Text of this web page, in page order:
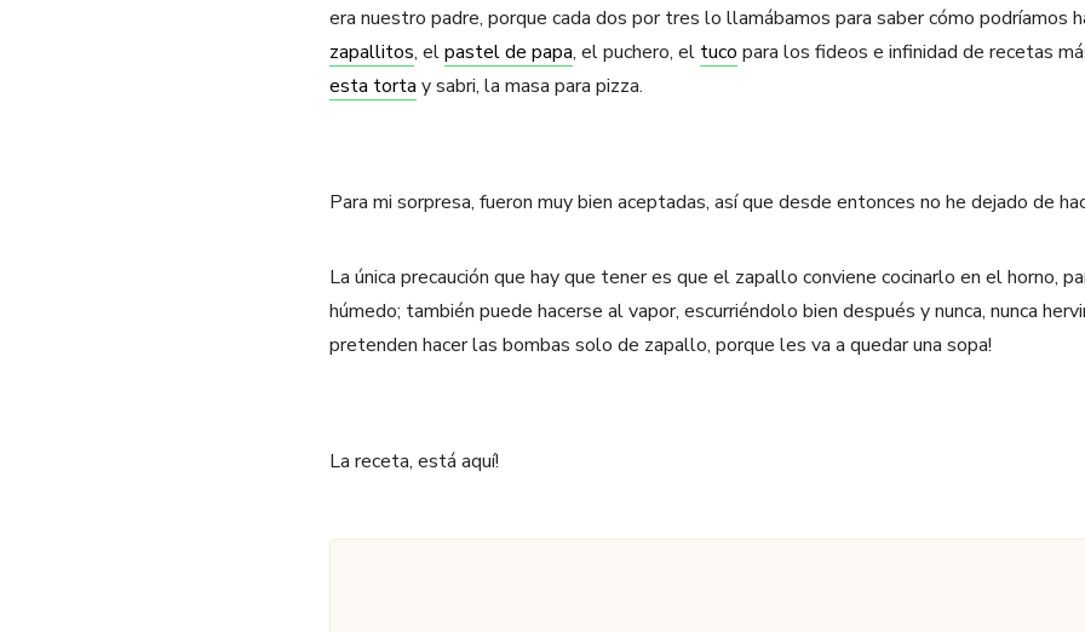
era nuestro padre, porque cada dos por tres lo llamábamos para saber cómo podríamos
zapallitos, elpastel de papa, el puchero, el tuco para los fideos e infinidad de recetas
esta torta y sabri, la masa para pizza.
Para mi sorpresa, fueron muy bien aceptadas, así que desde entonces no he dejado de
La única precaución que hay que tener es que el zapallo conviene cocinarlo en el horno,
húmedo; también puede hacerse al vapor, escurriéndolo bien después y nunca, nunca
pretenden hacer las bombas solo de zapallo, porque les va a quedar una sopa!
La receta, está aquí!